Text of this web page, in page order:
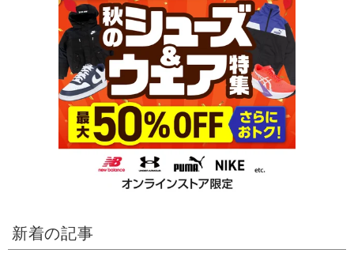
新着の記事